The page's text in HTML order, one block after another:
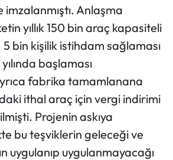
imzalanmıştı. Anlaşma
yıllık 150 bin araç kapasiteli
bin kişilik istihdam sağlaması
başlaması
fabrika tamamlanana
ithal araç için vergi indirimi
Projenin askıya
bu teşviklerin geleceği ve
uygulanıp uygulanmayacağı